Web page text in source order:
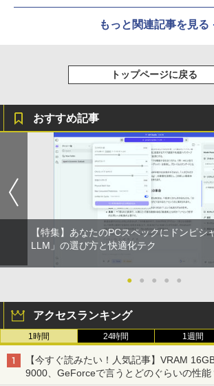
もっと関連記事を見る
トップページに戻る
おすすめ記事
【特集】あなたのPCスペックにドンピシ
LLM」の選び方と快適化テク
● ● ● ● ●
アクセスランキング
1時間 24時間 1週間
【今すぐ読みたい！人気記事】VRAM
9000、GeForceで言うとどのぐらいの性能